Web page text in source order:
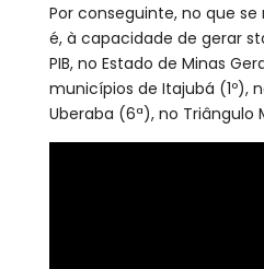
Por conseguinte, no que
é, à capacidade de gerar
PIB, no Estado de Minas
municípios de Itajubá (1º),
Uberaba (6ª), no Triângulo